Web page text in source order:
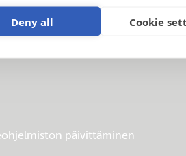
Deny all Cookie
päivittäminen